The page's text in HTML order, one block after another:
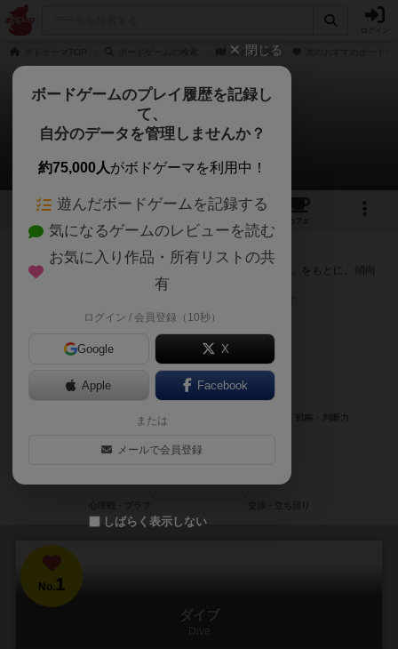
昼ドラ川柳
昼ドラ川柳
次のおすすめボードゲーム
2 3
カフェ
『昼ドラ川柳』が好きな方へのおすすめ
このゲームのトップページで投票された「プレイ感の評価」をもとに、傾向
が近いボードゲームをランキング形式で紹介します。
No.1
ダイブ
Dive
閉じる
ボードゲームのプレイ履歴を記録し
て、
自分のデータを管理しませんか？
約75,000人がボドゲーマを利用中！
遊んだボードゲームを記録する
気になるゲームのレビューを読む
お気に入り作品・所有リストの共
有
ログイン / 会員登録（10秒）
Google X
Apple Facebook
または
メールで会員登録
しばらく表示しない